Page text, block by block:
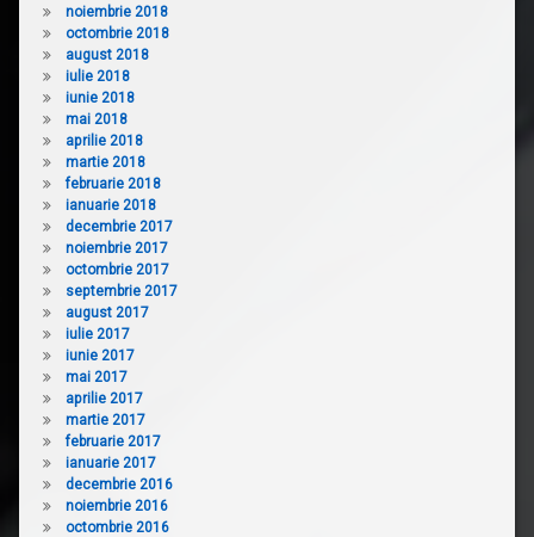
noiembrie 2018
octombrie 2018
august 2018
iulie 2018
iunie 2018
mai 2018
aprilie 2018
martie 2018
februarie 2018
ianuarie 2018
decembrie 2017
noiembrie 2017
octombrie 2017
septembrie 2017
august 2017
iulie 2017
iunie 2017
mai 2017
aprilie 2017
martie 2017
februarie 2017
ianuarie 2017
decembrie 2016
noiembrie 2016
octombrie 2016